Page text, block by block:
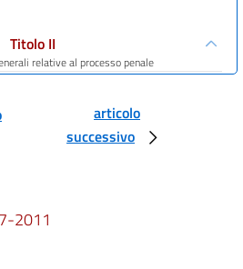
Titolo II
relative al processo penale
al processo civile, amministrativo,
contabile e tributario
articolo
successivo
2011